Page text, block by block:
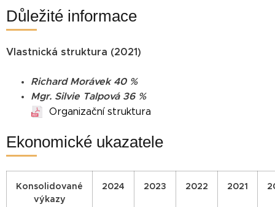
Důležité informace
Vlastnická struktura (2021)
Richard Morávek 40 %
Mgr. Silvie Talpová 36 %
Organizační struktura
Ekonomické ukazatele
Konsolidované
výkazy
2024 2023 2022 2021